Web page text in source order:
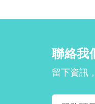
聯絡我
留下資訊